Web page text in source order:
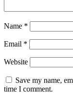
Name *
Email *
Website
Save my name,
time I comment.